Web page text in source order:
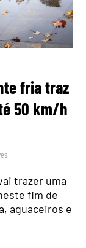
fria traz
50 km/h
trazer uma
fim de
aguaceiros e